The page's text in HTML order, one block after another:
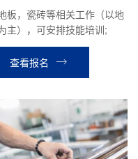
板，瓷砖等相关工作（以地
主），可安排技能培训;
查看报名